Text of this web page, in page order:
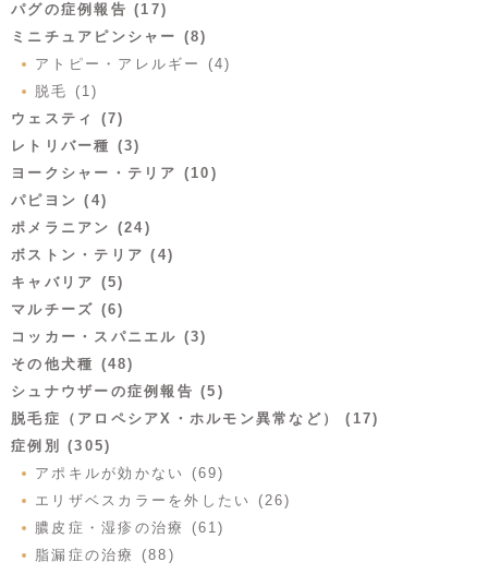
パグの症例報告 (17)
ミニチュアピンシャー (8)
アトピー・アレルギー (4)
脱毛 (1)
ウェスティ (7)
レトリバー種 (3)
ヨークシャー・テリア (10)
パピヨン (4)
ポメラニアン (24)
ボストン・テリア (4)
キャバリア (5)
マルチーズ (6)
コッカー・スパニエル (3)
その他犬種 (48)
シュナウザーの症例報告 (5)
脱毛症（アロペシアX・ホルモン異常など） (17)
症例別 (305)
アポキルが効かない (69)
エリザベスカラーを外したい (26)
膿皮症・湿疹の治療 (61)
脂漏症の治療 (88)